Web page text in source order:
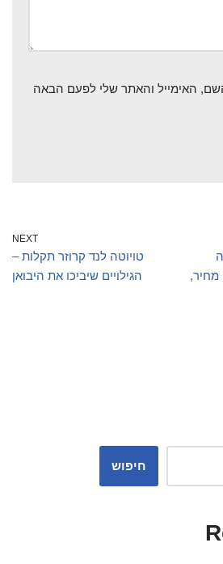
האימייל והאתר שלי לפעם הבאה
מחיר,
NEXT
טויוטה לנד קרוזר תקלות –
הגילויים שיביכו את היבואן
חיפוש